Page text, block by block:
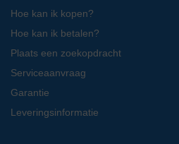
Hoe kan ik kopen?
Hoe kan ik betalen?
Plaats een zoekopdracht
Serviceaanvraag
Garantie
Leveringsinformatie